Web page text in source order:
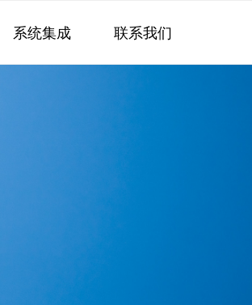
系统集成 联系我们